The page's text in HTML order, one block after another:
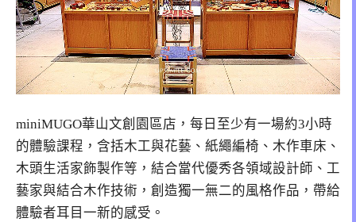
miniMUGO華山文創園區店，每日至少有一場約3小時
的體驗課程，含括木工與花藝、紙繩編椅、木作車床、
木頭生活家飾製作等，結合當代優秀各領域設計師、工
藝家與結合木作技術，創造獨一無二的風格作品，帶給
體驗者耳目一新的感受。